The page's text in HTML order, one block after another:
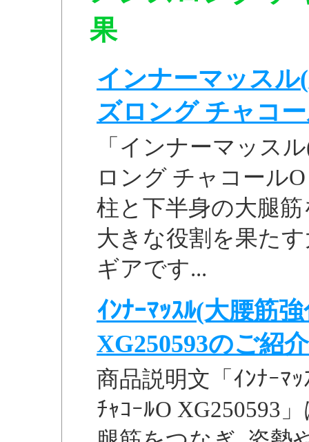
果
インナーマッス
ズロング チャコ
「インナーマッス
ロング チャコール
柱と下半身の大腿
大きな役割を果た
ギアです...
ｲﾝﾅｰﾏｯｽﾙ(大腰筋
XG250593のご紹
商品説明文「ｲﾝﾅｰﾏ
ﾁｬｺｰﾙO XG250593